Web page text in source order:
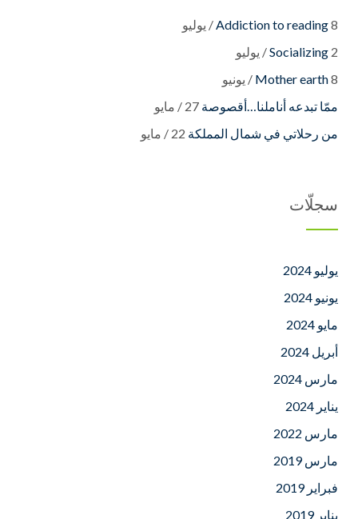
Addiction to reading8 / يوليو
Socializing 2 / يوليو
Mother earth8 / يونيو
27 / مايو
22 / مايو
سجلّات
يوليو 2024
يونيو 2024
مايو 2024
أبريل 2024
مارس 2024
يناير 2024
مارس 2022
مارس 2019
فبراير 2019
يناير 2019